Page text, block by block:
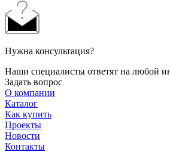
Нужна консультация?
Наши специалисты ответят на любой
Задать вопрос
О компании
Каталог
Как купить
Проекты
Новости
Контакты